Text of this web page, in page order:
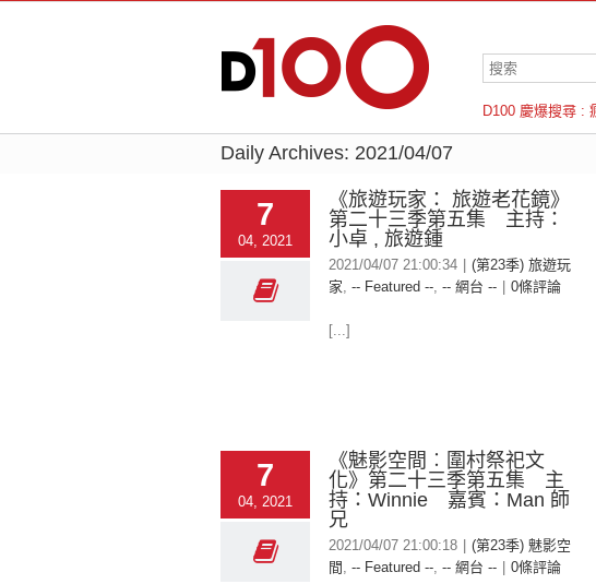
D100 慶爆搜尋 :
羅倫斯
Daily Archives: 2021/04/07
7
04, 2021
《旅遊玩家： 旅遊老花鏡》
第二十三季第五集 主持：
小卓 , 旅遊鍾
2021/04/07 21:00:34
(第23季) 旅遊玩
家, -- Featured --, -- 網台 -- 0條評論
[...]
7
04, 2021
《魅影空間︰圍村祭祀文
化》第二十三季第五集 主
持：Winnie 嘉賓：Man 師
兄
2021/04/07 21:00:18
(第23季) 魅影空
間 , -- Featured --, -- 網台 -- 0條評論